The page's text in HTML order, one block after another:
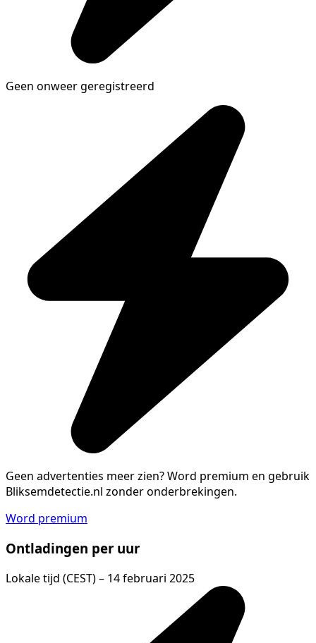
Geen onweer geregistreerd
Geen advertenties meer zien?Word premium en gebruik
Bliksemdetectie.nl zonder onderbrekingen.
Word premium
Ontladingen per uur
Lokale tijd (CEST) – 14 februari 2025